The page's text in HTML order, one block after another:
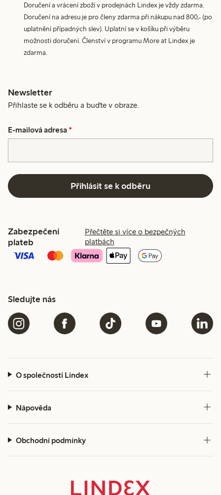
Doručení a vrácení zboží v prodejnách Lindex je vždy zdarma.
Doručení na adresu je pro členy zdarma při nákupu nad 800,- (po
uplatnění případných slev). Uplatní se v košíku při výběru
možnosti doručení. Členství v programu More at Lindex je
zdarma.
Newsletter
Přihlaste se k odběru a buďte v obraze.
E-mailová adresa *
Přihlásit se k odběru
Zabezpečení
plateb
Přečtěte si více o bezpečných
platbách
Sledujte nás
O společnosti Lindex
Nápověda
Obchodní podmínky